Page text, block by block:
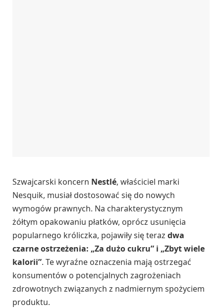
Szwajcarski koncern Nestlé, właściciel marki
Nesquik, musiał dostosować się do nowych
wymogów prawnych. Na charakterystycznym
żółtym opakowaniu płatków, oprócz usunięcia
popularnego króliczka, pojawiły się teraz dwa
czarne ostrzeżenia: „Za dużo cukru” i „Zbyt wiele
kalorii”. Te wyraźne oznaczenia mają ostrzegać
konsumentów o potencjalnych zagrożeniach
zdrowotnych związanych z nadmiernym spożyciem
produktu.